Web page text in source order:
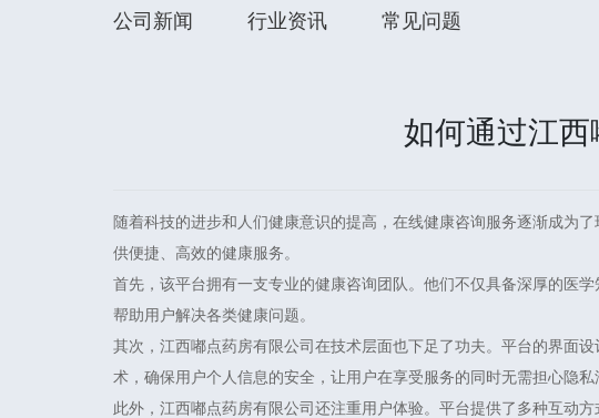
公司新闻 行业资讯 常见问题
如何通过江
随着科技的进步和人们健康意识的提高，在线健康咨询服务逐渐成为
供便捷、高效的健康服务。
首先，该平台拥有一支专业的健康咨询团队。他们不仅具备深厚的医
帮助用户解决各类健康问题。
其次，江西嘟点药房有限公司在技术层面也下足了功夫。平台的界面
术，确保用户个人信息的安全，让用户在享受服务的同时无需担心隐私
此外，江西嘟点药房有限公司还注重用户体验。平台提供了多种互动